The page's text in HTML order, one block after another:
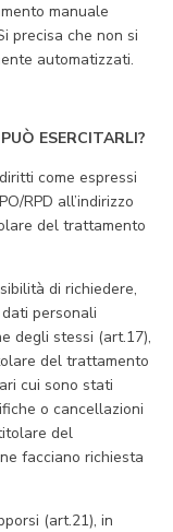
manuale
precisa che non si
automatizzati.
ESERCITARLI?
come espressi
RPD all’indirizzo
del trattamento
di richiedere,
personali
degli stessi (art.17),
del trattamento
cui sono stati
o cancellazioni
del
facciano richiesta
(art.21), in